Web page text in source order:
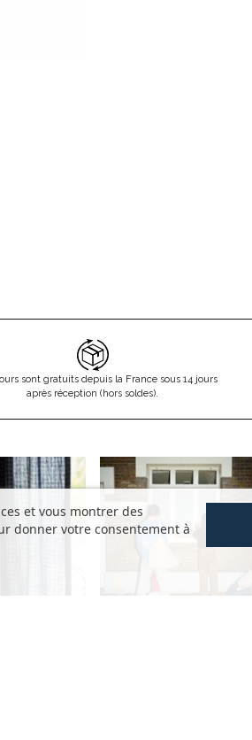
sont gratuits depuis la France sous 14 jours
après réception (hors soldes).
et vous montrer des
donner votre consentement à